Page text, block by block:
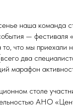
наша команда
—
что мы приехали
два
марафон
столе
АНО